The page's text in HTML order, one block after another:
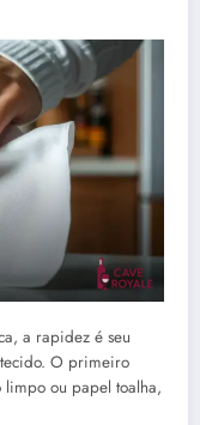
a rapidez é seu
O primeiro
limpo ou papel toalha,